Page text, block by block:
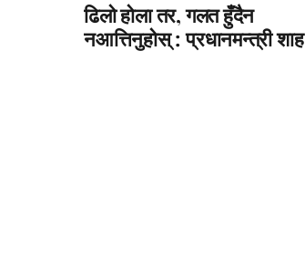
ढिलो होला तर, गलत हुँदैन
नआत्तिनुहोस् : प्रधानमन्त्री शाह